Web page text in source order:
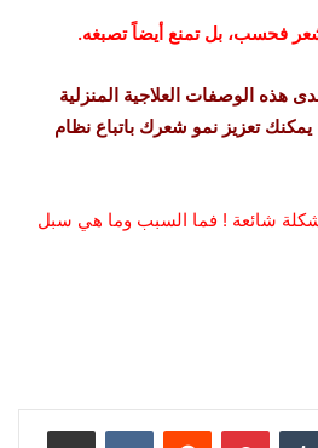
فحسب، بل تمنع أيضاً تصبغه.
هذه الوصفات العلاجية المنزلية
تعزيز نمو شعرك باتباع نظام
شائعة ! فما السبب وما هي سبل
بينتيريست